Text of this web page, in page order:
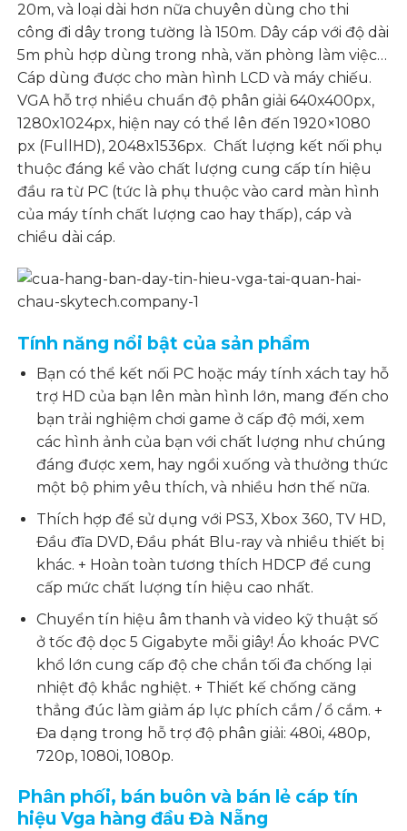
20m, và loại dài hơn nữa chuyên dùng cho thi
công đi dây trong tường là 150m. Dây cáp với độ dài
5m phù hợp dùng trong nhà, văn phòng làm việc…
Cáp dùng được cho màn hình LCD và máy chiếu.
VGA hỗ trợ nhiều chuẩn độ phân giải 640x400px,
1280x1024px, hiện nay có thể lên đến 1920×1080
px (FullHD), 2048x1536px. Chất lượng kết nối phụ
thuộc đáng kể vào chất lượng cung cấp tín hiệu
đầu ra từ PC (tức là phụ thuộc vào card màn hình
của máy tính chất lượng cao hay thấp), cáp và
chiều dài cáp.
Tính năng nổi bật của sản phẩm
Bạn có thể kết nối PC hoặc máy tính xách tay hỗ
trợ HD của bạn lên màn hình lớn, mang đến cho
bạn trải nghiệm chơi game ở cấp độ mới, xem
các hình ảnh của bạn với chất lượng như chúng
đáng được xem, hay ngồi xuống và thưởng thức
một bộ phim yêu thích, và nhiều hơn thế nữa.
Thích hợp để sử dụng với PS3, Xbox 360, TV HD,
Đầu đĩa DVD, Đầu phát Blu-ray và nhiều thiết bị
khác. + Hoàn toàn tương thích HDCP để cung
cấp mức chất lượng tín hiệu cao nhất.
Chuyển tín hiệu âm thanh và video kỹ thuật số
ở tốc độ dọc 5 Gigabyte mỗi giây! Áo khoác PVC
khổ lớn cung cấp độ che chắn tối đa chống lại
nhiệt độ khắc nghiệt. + Thiết kế chống căng
thẳng đúc làm giảm áp lực phích cắm / ổ cắm. +
Đa dạng trong hỗ trợ độ phân giải: 480i, 480p,
720p, 1080i, 1080p.
Phân phối, bán buôn và bán lẻ cáp tín
hiệu Vga hàng đầu Đà Nẵng